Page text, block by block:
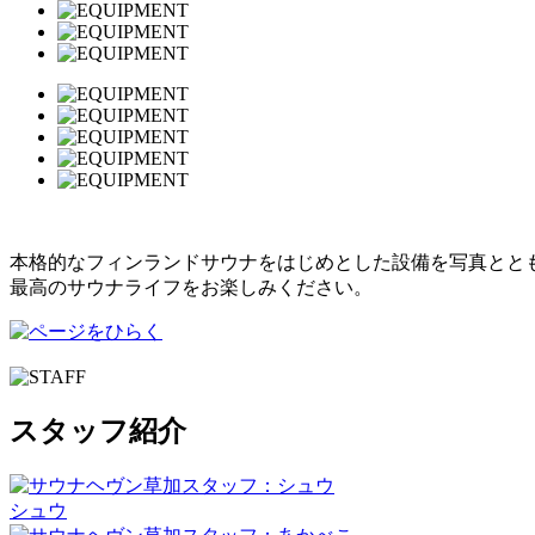
本格的なフィンランドサウナをはじめとした設備を写真とと
最高のサウナライフをお楽しみください。
スタッフ紹介
シュウ